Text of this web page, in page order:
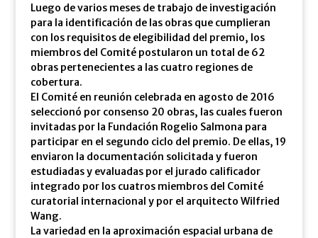
Luego de varios meses de trabajo de investigación
para la identificación de las obras que cumplieran
con los requisitos de elegibilidad del premio, los
miembros del Comité postularon un total de 62
obras pertenecientes a las cuatro regiones de
cobertura.
El Comité en reunión celebrada en agosto de 2016
seleccionó por consenso 20 obras, las cuales fueron
invitadas por la Fundación Rogelio Salmona para
participar en el segundo ciclo del premio. De ellas, 19
enviaron la documentación solicitada y fueron
estudiadas y evaluadas por el jurado calificador
integrado por los cuatros miembros del Comité
curatorial internacional y por el arquitecto Wilfried
Wang.
La variedad en la aproximación espacial urbana de